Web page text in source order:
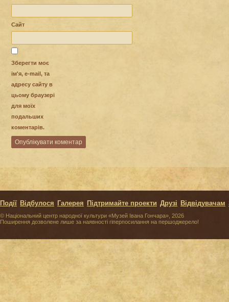
Сайт
Зберегти моє
ім'я, e-mail, та
адресу сайту в
цьому браузері
для моїх
подальших
коментарів.
© Національний центр народної культури «Музей Івана Гончара», 2026
Поширення дозволене лише за наявності гіперпосилання на першоджерело!
Події Відбулося Галерея Підтримайте проекти Друзі Відвідувачам